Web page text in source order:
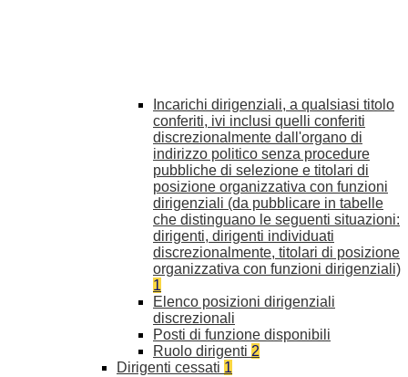
Incarichi dirigenziali, a qualsiasi titolo
conferiti, ivi inclusi quelli conferiti
discrezionalmente dall'organo di
indirizzo politico senza procedure
pubbliche di selezione e titolari di
posizione organizzativa con funzioni
dirigenziali (da pubblicare in tabelle
che distinguano le seguenti situazioni:
dirigenti, dirigenti individuati
discrezionalmente, titolari di posizione
organizzativa con funzioni dirigenziali)
1
Elenco posizioni dirigenziali
discrezionali
Posti di funzione disponibili
Ruolo dirigenti 2
Dirigenti cessati 1